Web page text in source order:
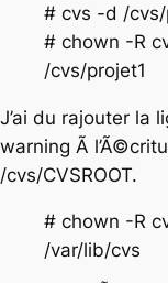
# cvs -d /
# chown -R
/cvs/projet1
J’ai du rajouter la
warning Ã
/cvs/CVSROOT.
# chown -R
/var/lib/cvs